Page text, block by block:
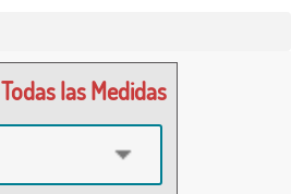
Todas las Medidas